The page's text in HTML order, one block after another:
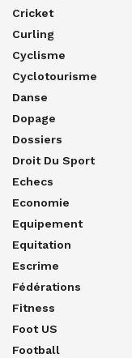
Cricket
Curling
Cyclisme
Cyclotourisme
Danse
Dopage
Dossiers
Droit Du Sport
Echecs
Economie
Equipement
Equitation
Escrime
Fédérations
Fitness
Foot US
Football